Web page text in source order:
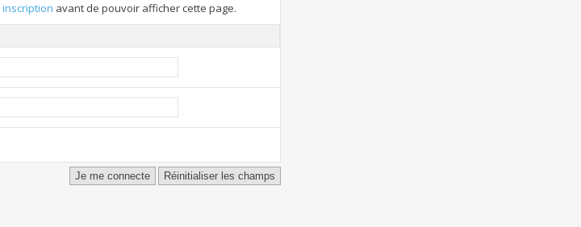
inscription avant de pouvoir afficher cette page.